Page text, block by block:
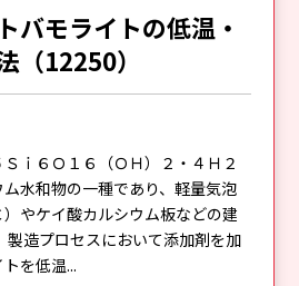
バモライトの低温・
（12250）
ｉ６Ｏ１６（ＯＨ）２・４Ｈ２
水和物の一種であり、軽量気泡
やケイ酸カルシウム板などの建
製造プロセスにおいて添加剤を加
を低温...